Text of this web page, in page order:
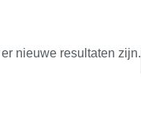
nieuwe resultaten zijn.